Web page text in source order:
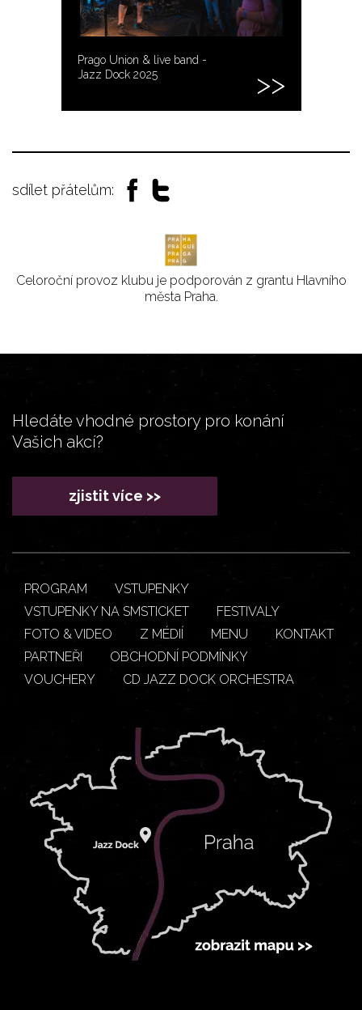
Prago Union & live band -
Jazz Dock 2025
sdílet přátelům:
Celoroční provoz klubu je podporován z grantu Hlavního
města Praha.
Hledáte vhodné prostory pro konání
Vašich akcí?
zjistit více >>
PROGRAM
VSTUPENKY
VSTUPENKY NA SMSTICKET
FESTIVALY
FOTO & VIDEO
Z MÉDIÍ MENU
KONTAKT
PARTNEŘI
OBCHODNÍ PODMÍNKY
VOUCHERY
CD JAZZ DOCK ORCHESTRA